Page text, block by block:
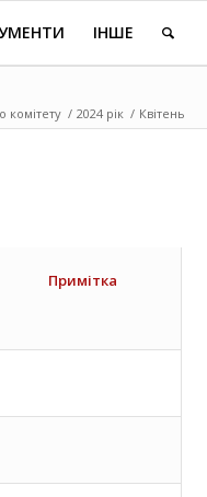
ІНШЕ
комітету / 2024 рік / Квітень
Примітка